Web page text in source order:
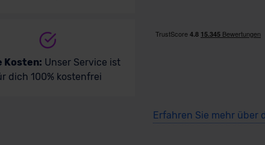
Kosten: Unser Service ist
dich 100% kostenfrei
Erfahren Sie mehr über